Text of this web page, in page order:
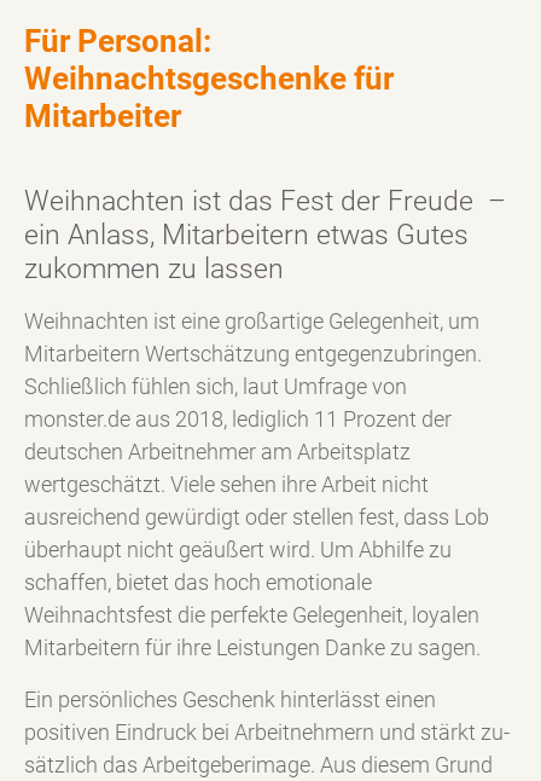
Für Personal:
Weihnachtsgeschenke für
Mitarbeiter
Weihnachten ist das Fest der Freude –
ein Anlass, Mitarbeitern etwas Gutes
zukommen zu lassen
Weihnachten ist eine großartige Gelegenheit, um
Mitarbeitern Wertschätzung entgegenzubringen.
Schließlich fühlen sich, laut Umfrage von
monster.de aus 2018, lediglich 11 Prozent der
deutschen Arbeitnehmer am Arbeitsplatz
wertgeschätzt. Viele sehen ihre Arbeit nicht
ausreichend gewürdigt oder stellen fest, dass Lob
überhaupt nicht geäußert wird. Um Abhilfe zu
schaffen, bietet das hoch emotionale
Weihnachtsfest die perfekte Gelegenheit, loyalen
Mitarbeitern für ihre Leistungen Danke zu sagen.
Ein persönliches Geschenk hinterlässt einen
positiven Eindruck bei Arbeitnehmern und stärkt zu­
sätzlich das Arbeitgeberimage. Aus diesem Grund